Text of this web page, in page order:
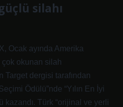
silahı
Ocak ayında Amerika
çok okunan silah
dergisi tarafından
Ödülü”nde “Yılın En İyi
kazandı. Türk “orijinal ve yerli